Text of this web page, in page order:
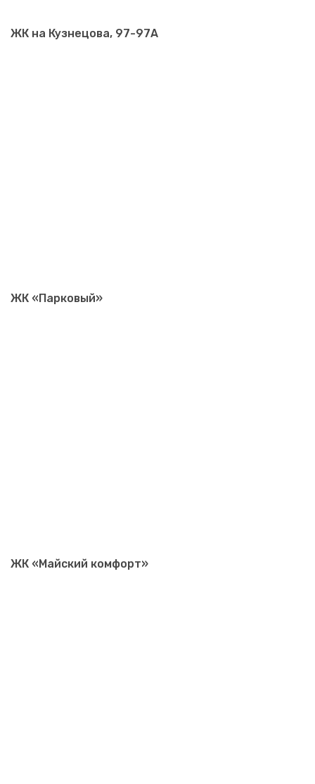
ЖК на Кузнецова, 97-97А
ЖК «Парковый»
ЖК «Майский комфорт»